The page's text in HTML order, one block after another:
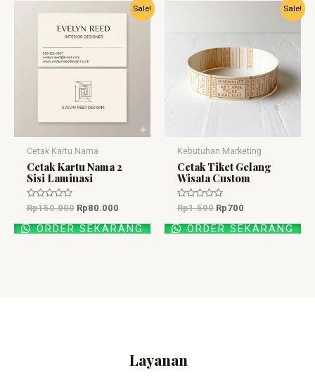
Sale!
Cetak Kartu Nama
Cetak Kartu Nama 2
Sisi Laminasi
Dinilai
0
dari
5
Rp150.000
adalah:
Rp150.000.
Rp80.000
Harga
saat
ORDER SEKARANG
Sale!
Kebutuhan Marketing
Cetak Tiket Gelang
Wisata Custom
Dinilai
0
dari
5
Rp1.500 Rp700
Rp700.
ORDER SEKARANG
Layanan